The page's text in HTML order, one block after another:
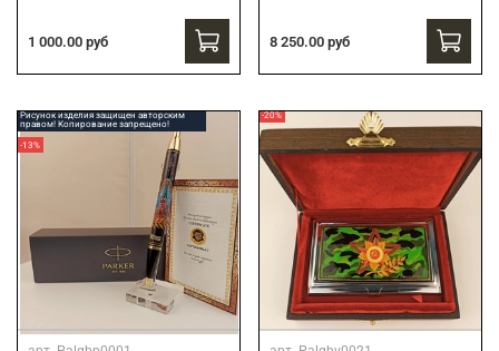
1 000.00 руб 8 250.00 руб
Рисунок изделия защищен авторским
правом! Копирование запрещено!
-13%
-20%